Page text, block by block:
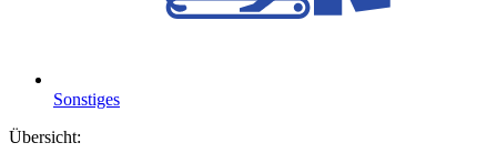
Sonstiges
Übersicht: